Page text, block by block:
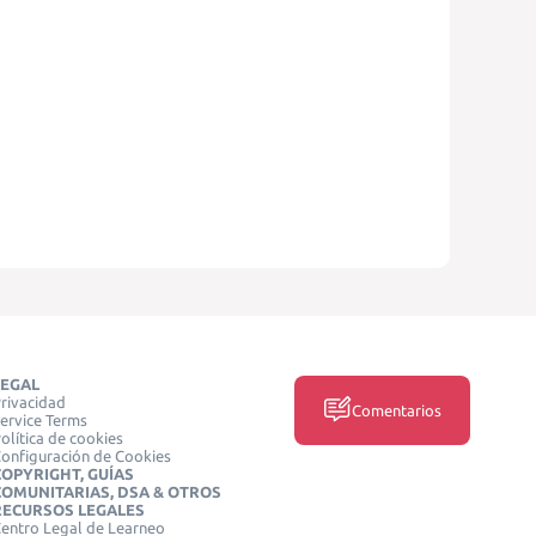
Terms
de cookies
de Cookies
GUÍAS
DSA & OTROS
LEGALES
Legal de Learneo
Comentarios